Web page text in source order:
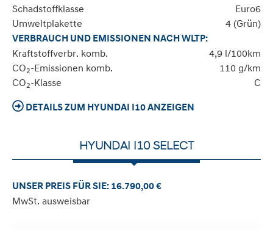
Schadstoffklasse
Euro6
Umweltplakette
4 (Grün)
VERBRAUCH UND EMISSIONEN NACH WLTP:
Kraftstoffverbr. komb.
4,9 l/100km
CO2-Emissionen komb.
110 g/km
CO2-Klasse C
DETAILS ZUM HYUNDAI I10 ANZEIGEN
HYUNDAI I10 SELECT
UNSER PREIS FÜR SIE: 16.790,00 €
MwSt. ausweisbar